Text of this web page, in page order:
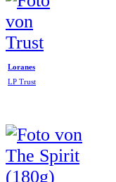
Loranes
LP Trust